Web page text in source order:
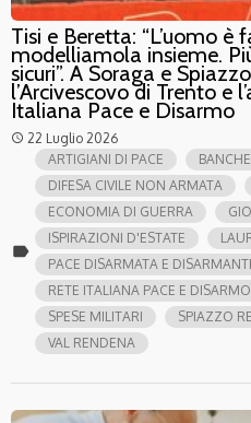
Tisi e Beretta: “L’uomo è
modelliamola insieme.
sicuri”. A Soraga e
l’Arcivescovo di Trento e
Italiana Pace e Disarmo
access_time 22 Luglio 2026
label
ARTIGIANI DI PACE
DIFESA CIVILE NON ARMATA
ECONOMIA DI GUERRA
ISPIRAZIONI D'ESTATE
PACE DISARMATA E
RETE ITALIANA PACE E DISARMO
SPESE MILITARI
SPIAZZO
VAL RENDENA